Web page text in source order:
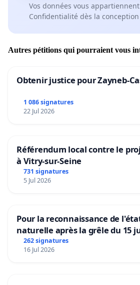
Vos données vous appartiennent
Confidentialité dès la conception
Autres pétitions qui pourraient vous
Obtenir justice pour Zayneb-
1 086 signatures
22 Jul 2026
Référendum local contre le
à Vitry-sur-Seine
731 signatures
5 Jul 2026
Pour la reconnaissance de
naturelle après la grêle du 15
Aubenas et ses alentours
262 signatures
16 Jul 2026